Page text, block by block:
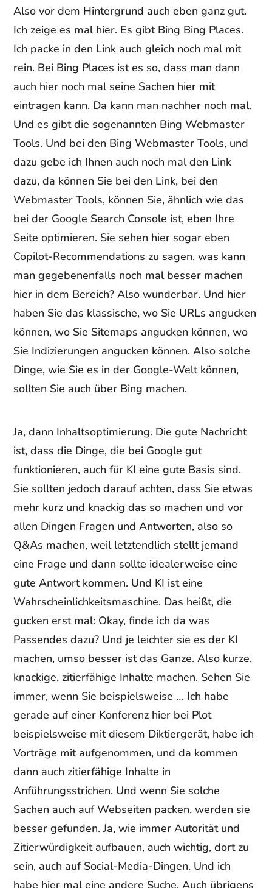
Also vor dem Hintergrund auch eben ganz gut.
Ich zeige es mal hier. Es gibt Bing Bing Places.
Ich packe in den Link auch gleich noch mal mit
rein. Bei Bing Places ist es so, dass man dann
auch hier noch mal seine Sachen hier mit
eintragen kann. Da kann man nachher noch mal.
Und es gibt die sogenannten Bing Webmaster
Tools. Und bei den Bing Webmaster Tools, und
dazu gebe ich Ihnen auch noch mal den Link
dazu, da können Sie bei den Link, bei den
Webmaster Tools, können Sie, ähnlich wie das
bei der Google Search Console ist, eben Ihre
Seite optimieren. Sie sehen hier sogar eben
Copilot-Recommendations zu sagen, was kann
man gegebenenfalls noch mal besser machen
hier in dem Bereich? Also wunderbar. Und hier
haben Sie das klassische, wo Sie URLs angucken
können, wo Sie Sitemaps angucken können, wo
Sie Indizierungen angucken können. Also solche
Dinge, wie Sie es in der Google-Welt können,
sollten Sie auch über Bing machen.
Ja, dann Inhaltsoptimierung. Die gute Nachricht
ist, dass die Dinge, die bei Google gut
funktionieren, auch für KI eine gute Basis sind.
Sie sollten jedoch darauf achten, dass Sie etwas
mehr kurz und knackig das so machen und vor
allen Dingen Fragen und Antworten, also so
Q&As machen, weil letztendlich stellt jemand
eine Frage und dann sollte idealerweise eine
gute Antwort kommen. Und KI ist eine
Wahrscheinlichkeitsmaschine. Das heißt, die
gucken erst mal: Okay, finde ich da was
Passendes dazu? Und je leichter sie es der KI
machen, umso besser ist das Ganze. Also kurze,
knackige, zitierfähige Inhalte machen. Sehen Sie
immer, wenn Sie beispielsweise … Ich habe
gerade auf einer Konferenz hier bei Plot
beispielsweise mit diesem Diktiergerät, habe ich
Vorträge mit aufgenommen, und da kommen
dann auch zitierfähige Inhalte in
Anführungsstrichen. Und wenn Sie solche
Sachen auch auf Webseiten packen, werden sie
besser gefunden. Ja, wie immer Autorität und
Zitierwürdigkeit aufbauen, auch wichtig, dort zu
sein, auch auf Social-Media-Dingen. Und ich
habe hier mal eine andere Suche. Auch übrigens